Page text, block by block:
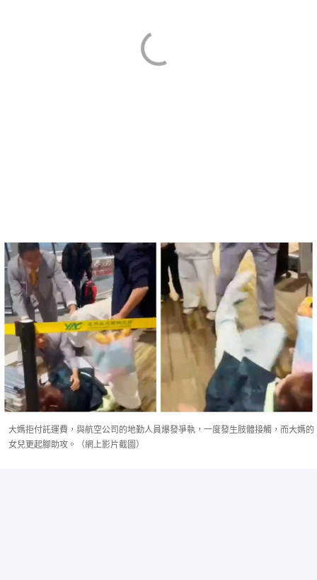
大媽拒付託運費，與航空公司的地勤人員爆發爭執，一度發生肢體接觸，而大媽的
女兒更起腳助攻。（網上影片截圖）